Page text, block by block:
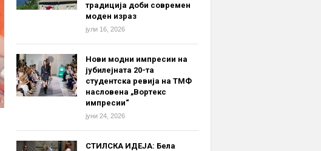
традиција доби современ
моден израз
јули 16, 2026
Нови модни импресии на
јубилејната 20-та
студентска ревија на ТМФ
насловена „Вортекс
импресии“
јуни 24, 2026
СТИЛСКА ИДЕЈА: Бела